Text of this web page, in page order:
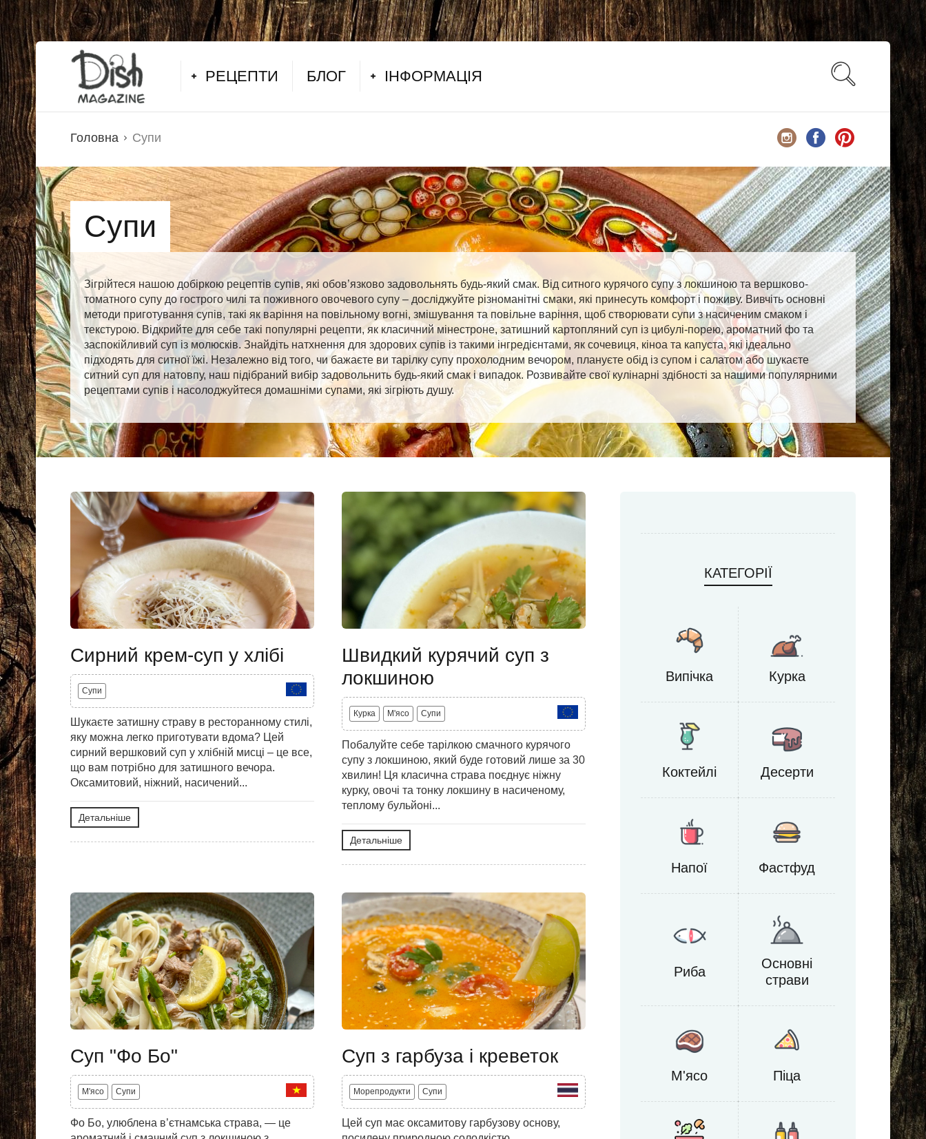
РЕЦЕПТИ БЛОГ ІНФОРМАЦІЯ
Головна Супи
Супи
Зігрійтеся нашою добіркою рецептів супів, які обов’язково задовольнять будь-який смак. Від ситного курячого супу з локшиною та вершково-
томатного супу до гострого чилі та поживного овочевого супу – досліджуйте різноманітні смаки, які принесуть комфорт і поживу. Вивчіть основні
методи приготування супів, такі як варіння на повільному вогні, змішування та повільне варіння, щоб створювати супи з насиченим смаком і
текстурою. Відкрийте для себе такі популярні рецепти, як класичний мінестроне, затишний картопляний суп із цибулі-порею, ароматний фо та
заспокійливий суп із молюсків. Знайдіть натхнення для здорових супів із такими інгредієнтами, як сочевиця, кіноа та капуста, які ідеально
підходять для ситної їжі. Незалежно від того, чи бажаєте ви тарілку супу прохолодним вечором, плануєте обід із супом і салатом або шукаєте
ситний суп для натовпу, наш підібраний вибір задовольнить будь-який смак і випадок. Розвивайте свої кулінарні здібності за нашими популярними
рецептами супів і насолоджуйтеся домашніми супами, які зігріють душу.
Сирний крем-суп у хлібі
Супи
Шукаєте затишну страву в ресторанному стилі,
яку можна легко приготувати вдома? Цей
сирний вершковий суп у хлібній мисці – це все,
що вам потрібно для затишного вечора.
Оксамитовий, ніжний, насичений...
Детальніше
Швидкий курячий суп з
локшиною
Курка M'ясо Супи
Побалуйте себе тарілкою смачного курячого
супу з локшиною, який буде готовий лише за 30
хвилин! Ця класична страва поєднує ніжну
курку, овочі та тонку локшину в насиченому,
теплому бульйоні...
Детальніше
Суп "Фо Бо"
M'ясо Супи
Фо Бо, улюблена в’єтнамська страва, — це
Суп з гарбуза і креветок
Морепродукти Супи
Цей суп має оксамитову гарбузову основу,
КАТЕГОРІЇ
Випічка Курка
Коктейлі Десерти
Напої Фастфуд
Риба
Основні
страви
M'ясо Піца